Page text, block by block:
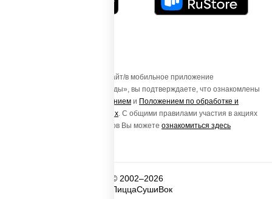
Осуществляя вход на этот Сайт/в мобильное приложение
«ПиццаСушиВок - доставка еды», вы подтверждаете, что ознакомлены
Пользовательским соглашением и Положением по обработке и
защите персональных данных. С общими правилами участия в акциях
и порядке получения подарков Вы можете ознакомиться здесь
© 2002–2026
ПиццаСушиВок